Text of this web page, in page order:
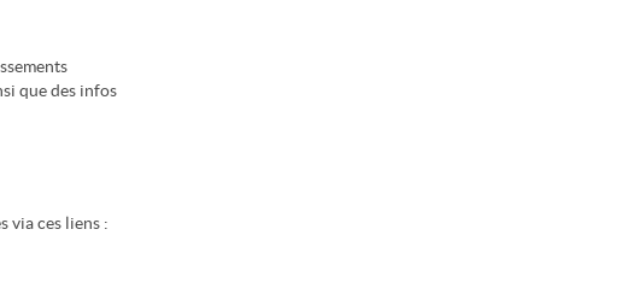
que des infos
via ces liens :